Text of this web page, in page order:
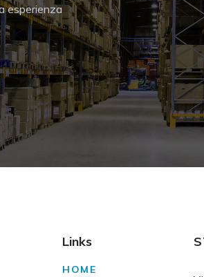
esperienza
Links
HOME